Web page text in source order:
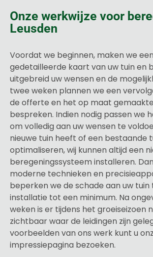
Onze werkwijze voor
Leusden
Voordat we beginnen, maken we een
gedetailleerde kaart van uw tuin en
uitgebreid uw wensen en de
twee weken plannen we een
de offerte en het op maat
bespreken. Indien nodig passen we
om volledig aan uw wensen te
nieuwe tuin heeft of een bestaande
optimaliseren, wij kunnen altijd een
beregeningssysteem installeren.
moderne technieken en
beperken we de schade aan uw tuin
installatie tot een minimum. Na
weken is er tijdens het groeiseizoen
zichtbaar waar de leidingen zijn
voorbeelden van ons werk kunt u
impressiepagina bezoeken.